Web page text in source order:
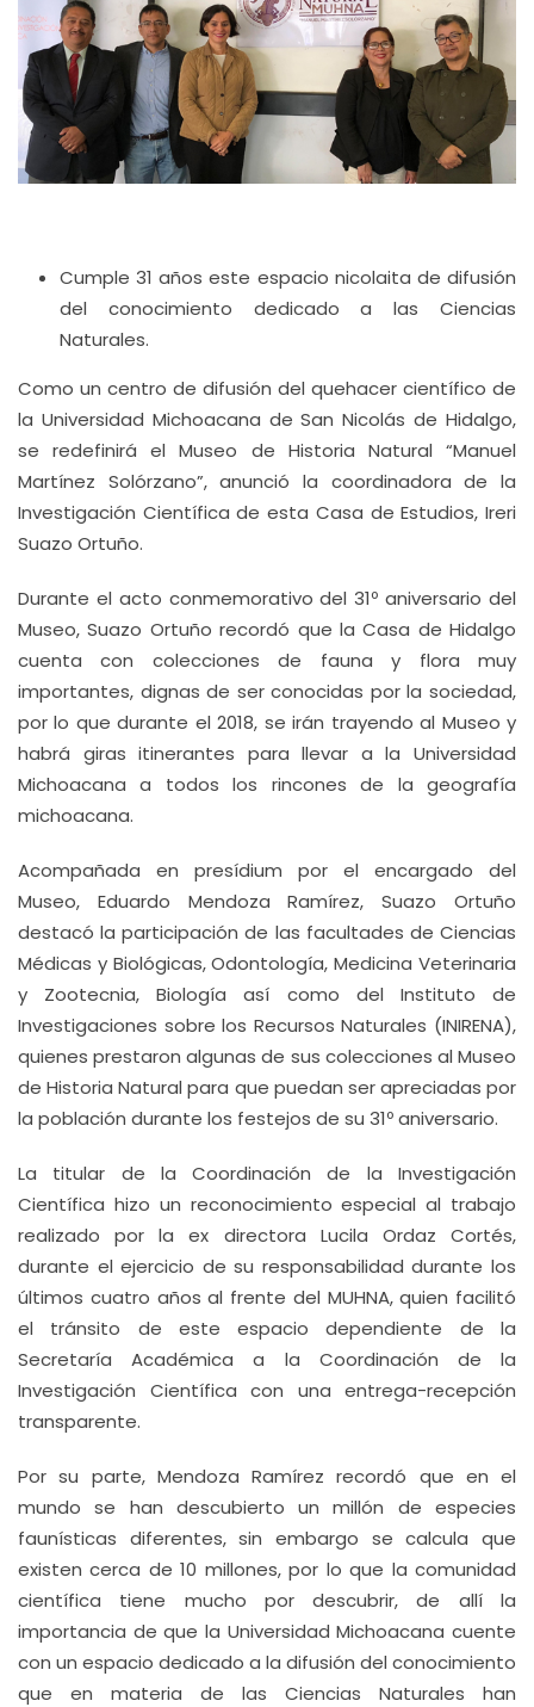
Cumple 31 años este espacio nicolaita de difusión
del conocimiento dedicado a las Ciencias
Naturales.
Como un centro de difusión del quehacer científico de
la Universidad Michoacana de San Nicolás de Hidalgo,
se redefinirá el Museo de Historia Natural “Manuel
Martínez Solórzano”, anunció la coordinadora de la
Investigación Científica de esta Casa de Estudios, Ireri
Suazo Ortuño.
Durante el acto conmemorativo del 31º aniversario del
Museo, Suazo Ortuño recordó que la Casa de Hidalgo
cuenta con colecciones de fauna y flora muy
importantes, dignas de ser conocidas por la sociedad,
por lo que durante el 2018, se irán trayendo al Museo y
habrá giras itinerantes para llevar a la Universidad
Michoacana a todos los rincones de la geografía
michoacana.
Acompañada en presídium por el encargado del
Museo, Eduardo Mendoza Ramírez, Suazo Ortuño
destacó la participación de las facultades de Ciencias
Médicas y Biológicas, Odontología, Medicina Veterinaria
y Zootecnia, Biología así como del Instituto de
Investigaciones sobre los Recursos Naturales (INIRENA),
quienes prestaron algunas de sus colecciones al Museo
de Historia Natural para que puedan ser apreciadas por
la población durante los festejos de su 31º aniversario.
La titular de la Coordinación de la Investigación
Científica hizo un reconocimiento especial al trabajo
realizado por la ex directora Lucila Ordaz Cortés,
durante el ejercicio de su responsabilidad durante los
últimos cuatro años al frente del MUHNA, quien facilitó
el tránsito de este espacio dependiente de la
Secretaría Académica a la Coordinación de la
Investigación Científica con una entrega-recepción
transparente.
Por su parte, Mendoza Ramírez recordó que en el
mundo se han descubierto un millón de especies
faunísticas diferentes, sin embargo se calcula que
existen cerca de 10 millones, por lo que la comunidad
científica tiene mucho por descubrir, de allí la
importancia de que la Universidad Michoacana cuente
con un espacio dedicado a la difusión del conocimiento
que en materia de las Ciencias Naturales han